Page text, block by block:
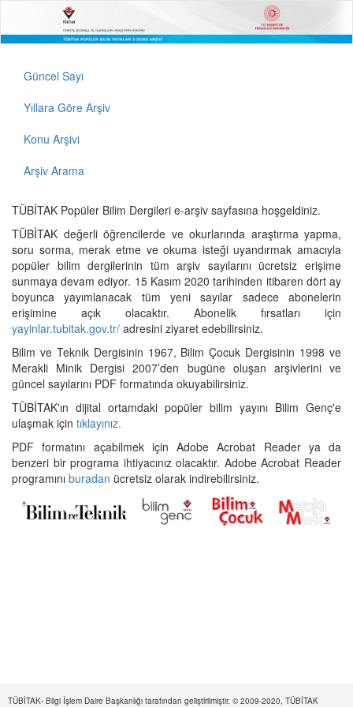
Güncel Sayı
Yıllara Göre Arşiv
Konu Arşivi
Arşiv Arama
TÜBİTAK Popüler Bilim Dergileri e-arşiv sayfasına hoşgeldiniz.
TÜBİTAK değerli öğrencilerde ve okurlarında araştırma yapma,
soru sorma, merak etme ve okuma isteği uyandırmak amacıyla
popüler bilim dergilerinin tüm arşiv sayılarını ücretsiz erişime
sunmaya devam ediyor. 15 Kasım 2020 tarihinden itibaren dört ay
boyunca yayımlanacak tüm yeni sayılar sadece abonelerin
erişimine açık olacaktır. Abonelik fırsatları için
yayinlar.tubitak.gov.tr/ adresini ziyaret edebilirsiniz.
Bilim ve Teknik Dergisinin 1967, Bilim Çocuk Dergisinin 1998 ve
Merakli Minik Dergisi 2007’den bugüne oluşan arşivlerini ve
güncel sayılarını PDF formatında okuyabilirsiniz.
TÜBİTAK'ın dijital ortamdaki popüler bilim yayını Bilim Genç'e
ulaşmak için tıklayınız.
PDF formatını açabilmek için Adobe Acrobat Reader ya da
benzeri bir programa ihtiyacınız olacaktır. Adobe Acrobat Reader
programını buradan ücretsiz olarak indirebilirsiniz.
TÜBİTAK- Bilgi İşlem Daire Başkanlığı tarafından geliştirilmiştir. © 2009-2020, TÜBİTAK